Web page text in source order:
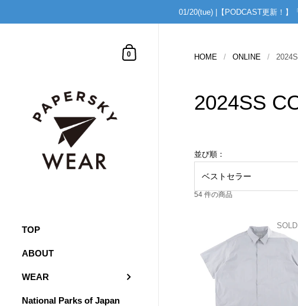
01/20(tue) |【PODCAST更新！】
shopping cart
0
TOP
ABOUT
WEAR
National Parks of Japan
HOME / ONLINE /
2024SS
並び順：
54 件の商品